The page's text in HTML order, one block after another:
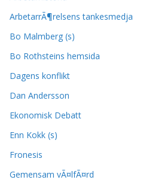
ArbetarrÃ¶relsens tankesmedja
Bo Malmberg (s)
Bo Rothsteins hemsida
Dagens konflikt
Dan Andersson
Ekonomisk Debatt
Enn Kokk (s)
Fronesis
Gemensam vÃ¤lfÃ¤rd